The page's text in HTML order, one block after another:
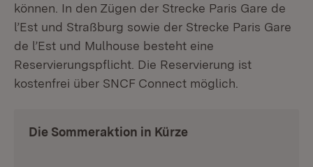
können. In den Zügen der Strecke Paris Gare de
l’Est und Straßburg sowie der Strecke Paris Gare
de l’Est und Mulhouse besteht eine
Reservierungspflicht. Die Reservierung ist
kostenfrei über SNCF Connect möglich.
Die Sommeraktion in Kürze